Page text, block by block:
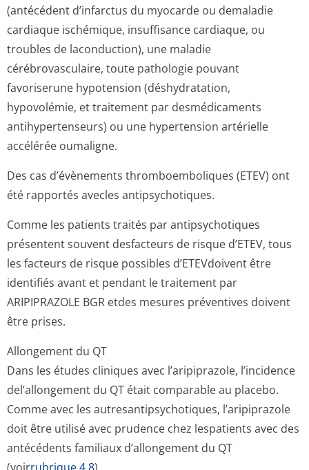
(antécédent d’infarctus du myocarde ou demaladie
cardiaque ischémique, insuffisance cardiaque, ou
troubles de laconduction), une maladie
cérébrovasculaire, toute pathologie pouvant
favoriserune hypotension (déshydratation,
hypovolémie, et traitement par desmédicaments
antihypertenseurs) ou une hypertension artérielle
accélérée oumaligne.
Des cas d’évènements thromboemboliques (ETEV) ont
été rapportés avecles antipsychotiques.
Comme les patients traités par antipsychotiques
présentent souvent desfacteurs de risque d’ETEV, tous
les facteurs de risque possibles d’ETEVdoivent être
identifiés avant et pendant le traitement par
ARIPIPRAZOLE BGR etdes mesures préventives doivent
être prises.
Allongement du QT
Dans les études cliniques avec l’aripiprazole, l’incidence
del’allongement du QT était comparable au placebo.
Comme avec les autresantipsycho­tiques, l’aripiprazole
doit être utilisé avec prudence chez lespatients avec des
antécédents familiaux d’allongement du QT